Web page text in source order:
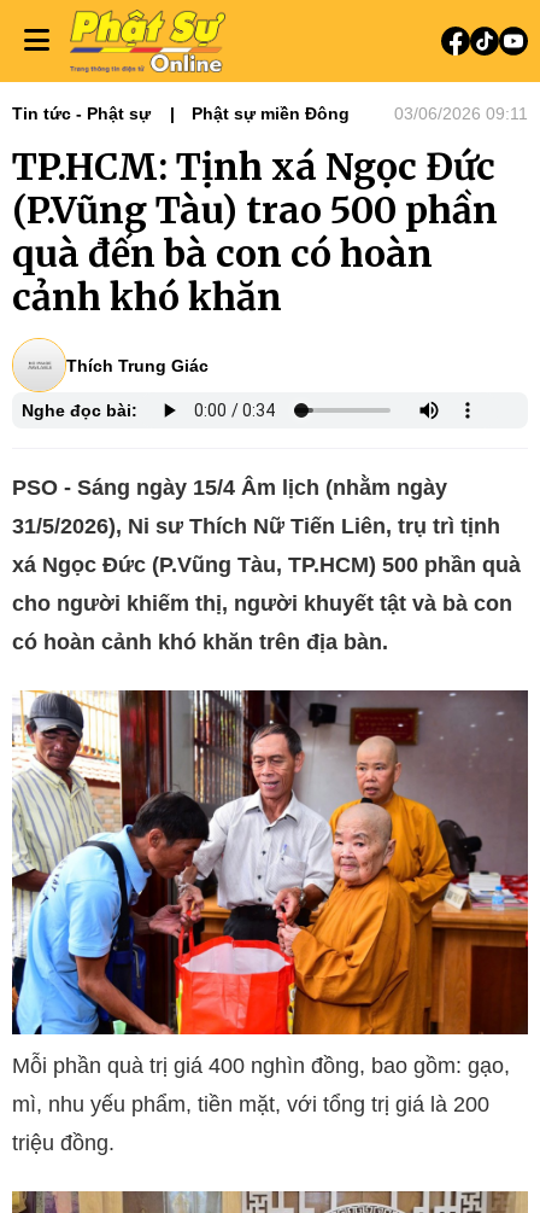
Tin tức - Phật sự Phật sự miền Đông 03/06/2026 09:11
TP.HCM: Tịnh xá Ngọc Đức
(P.Vũng Tàu) trao 500 phần
quà đến bà con có hoàn
cảnh khó khăn
Thích Trung Giác
Nghe đọc bài:
PSO - Sáng ngày 15/4 Âm lịch (nhằm ngày
31/5/2026), Ni sư Thích Nữ Tiến Liên, trụ trì tịnh
xá Ngọc Đức (P.Vũng Tàu, TP.HCM) 500 phần quà
cho người khiếm thị, người khuyết tật và bà con
có hoàn cảnh khó khăn trên địa bàn.
Mỗi phần quà trị giá 400 nghìn đồng, bao gồm: gạo,
mì, nhu yếu phẩm, tiền mặt, với tổng trị giá là 200
triệu đồng.